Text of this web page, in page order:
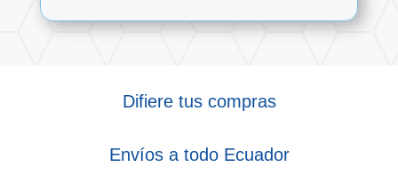
Difiere tus compras
Envíos a todo Ecuador